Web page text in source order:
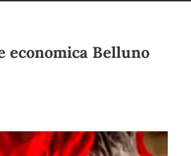
economica Belluno